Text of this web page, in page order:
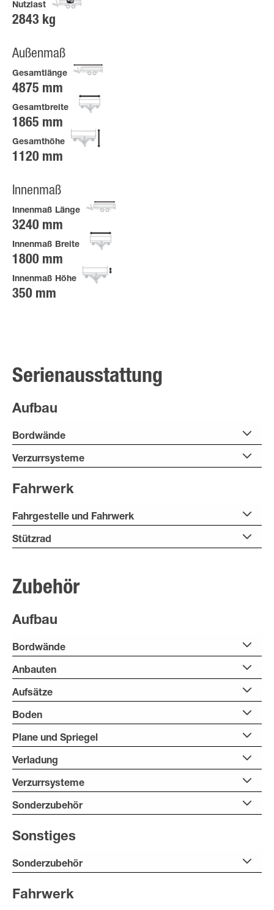
Nutzlast
2843 kg
Außenmaß
Gesamtlänge
4875 mm
Gesamtbreite
1865 mm
Gesamthöhe
1120 mm
Innenmaß
Innenmaß Länge
3240 mm
Innenmaß Breite
1800 mm
Innenmaß Höhe
350 mm
Serienausstattung
Aufbau
Bordwände
Verzurrsysteme
Fahrwerk
Fahrgestelle und Fahrwerk
Stützrad
Zubehör
Aufbau
Bordwände
Anbauten
Aufsätze
Boden
Plane und Spriegel
Verladung
Verzurrsysteme
Sonderzubehör
Sonstiges
Sonderzubehör
Fahrwerk